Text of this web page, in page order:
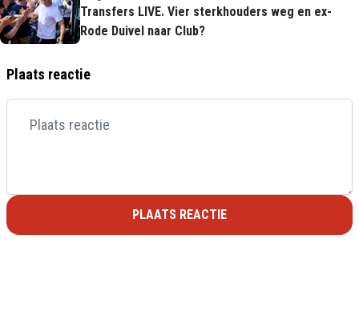
Transfers LIVE. Vier sterkhouders weg en ex-
Rode Duivel naar Club?
Plaats reactie
PLAATS REACTIE